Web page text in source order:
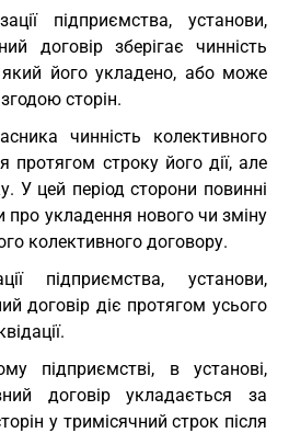
підприємства, установи,
договір зберігає чинність
його укладено, або може
сторін.
чинність колективного
протягом строку його дії, але
У цей період сторони повинні
про укладення нового чи зміну
колективного договору.
підприємства, установи,
договір діє протягом усього
підприємстві, в установі,
договір укладається за
у тримісячний строк після